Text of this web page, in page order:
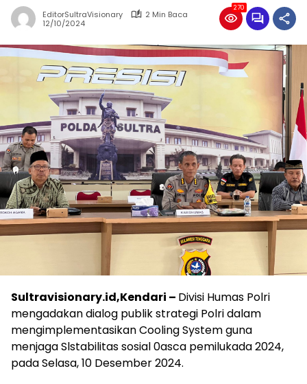
EditorSultraVisionary
2 Min Baca
12/10/2024
270
Sultravisionary.id,Kendari – Divisi Humas Polri
mengadakan dialog publik strategi Polri dalam
mengimplementasikan Cooling System guna
menjaga Slstabilitas sosial 0asca pemilukada 2024,
pada Selasa, 10 Desember 2024.